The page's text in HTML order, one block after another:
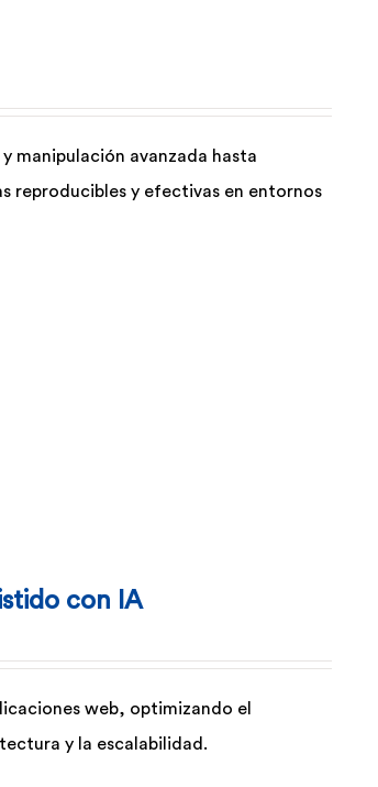
manipulación avanzada hasta
reproducibles y efectivas en entornos
con IA
web, optimizando el
y la escalabilidad.